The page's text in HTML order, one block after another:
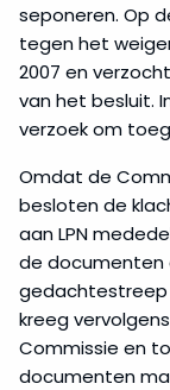
seponeren. Op
tegen het
2007 en
van het besluit.
verzoek om
Omdat de
besloten de
aan LPN
de documenten
gedachtestreep
kreeg
Commissie en
documenten